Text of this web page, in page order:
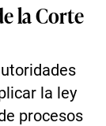
la Corte
la ley
procesos